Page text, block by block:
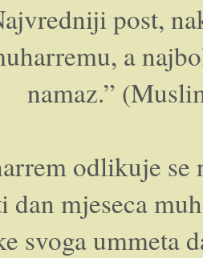
post,
a
namaz.”
odlikuje se
dan mjeseca
svoga ummeta